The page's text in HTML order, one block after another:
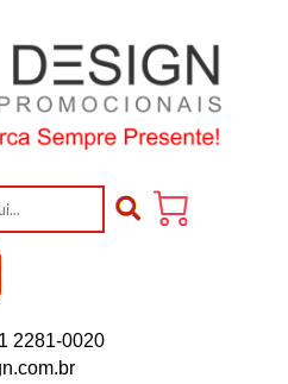
2281-0020